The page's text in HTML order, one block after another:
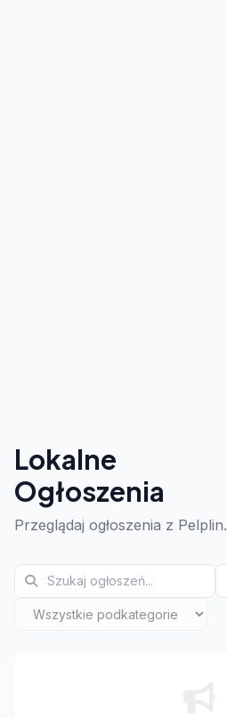
Lokalne
Ogłoszenia
Przeglądaj ogłoszenia z Pelplin.